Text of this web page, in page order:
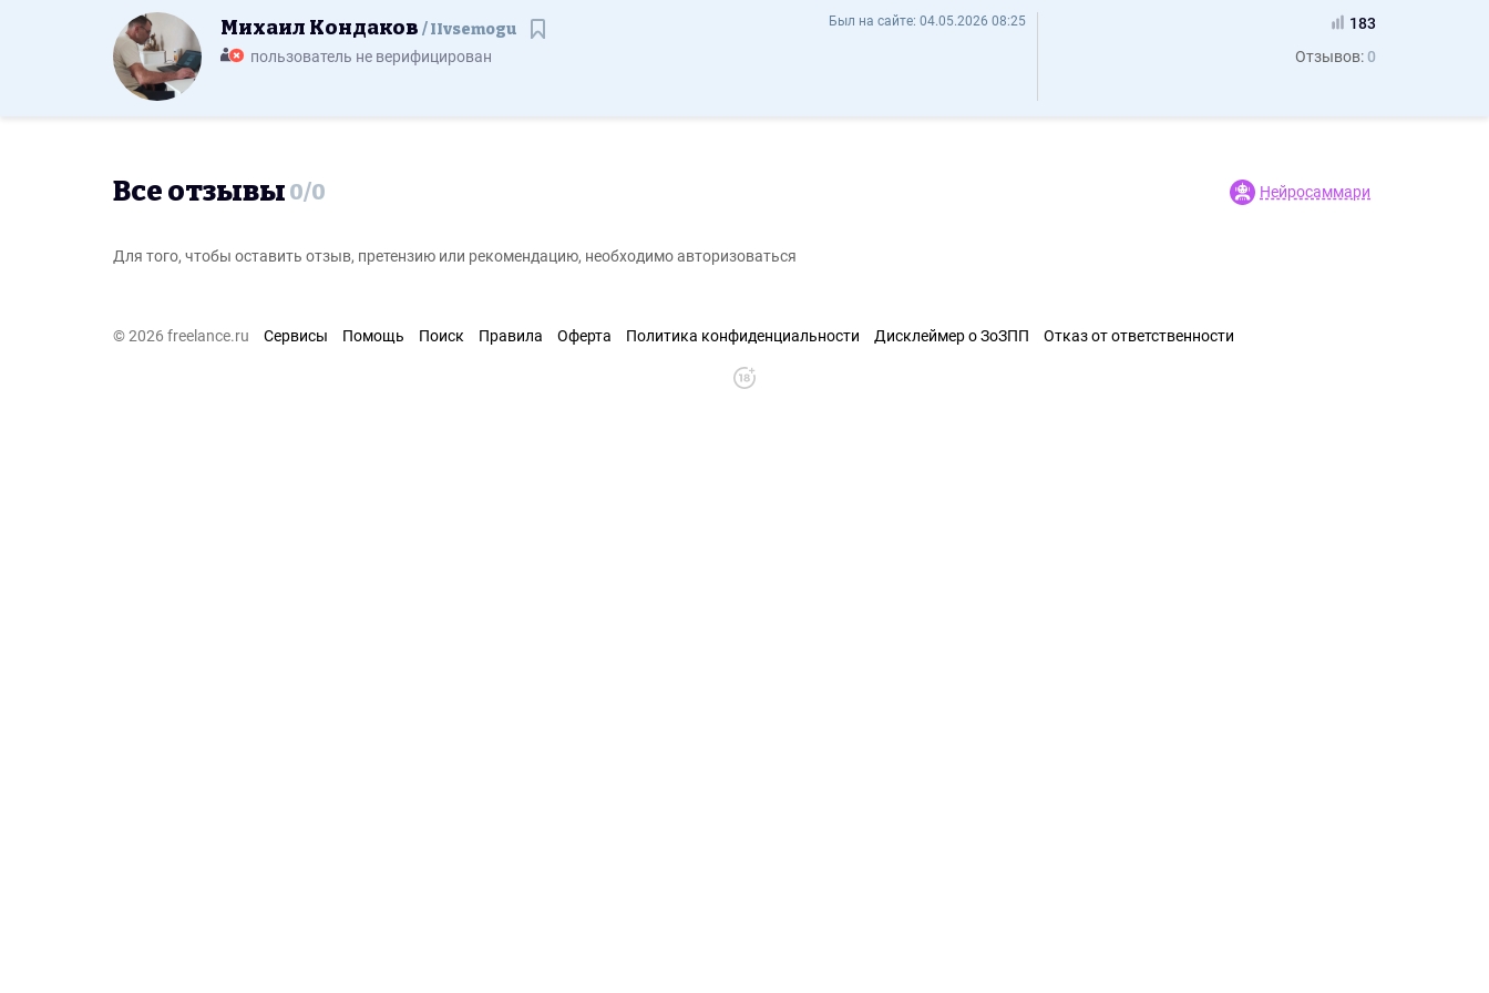
Михаил Кондаков IIvsemogu - Отзывы
Был на сайте: 04.05.2026 08:25
Михаил Кондаков IIvsemogu
пользователь не верифицирован
183
Отзывов: 0
Все отзывы 0/0 Нейросаммари
Для того, чтобы оставить отзыв, претензию или рекомендацию, необходимо авторизоваться
© 2026 freelance.ru Сервисы Помощь Поиск Правила Оферта Политика конфиденциальности Дисклеймер о ЗоЗПП Отказ от ответственности